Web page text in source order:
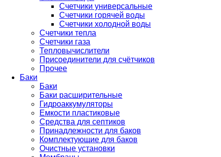
Счетчики универсальные
Счетчики горячей воды
Счетчики холодной воды
Счетчики тепла
Счетчики газа
Тепловычислители
Присоединители для счётчиков
Прочее
Баки
Баки
Баки расширительные
Гидроаккумуляторы
Емкости пластиковые
Средства для септиков
Принадлежности для баков
Комплектующие для баков
Очистные установки